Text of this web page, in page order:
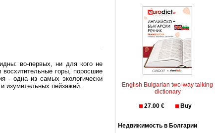
во-первых, ни для кого не
горы, поросшие
- одна из самых экологически
изумительных пейзажей.
безопасная страна - в ней
English Bulgarian two-way talking
dictionary
27.00 € Buy
Недвижимость в Болгарии